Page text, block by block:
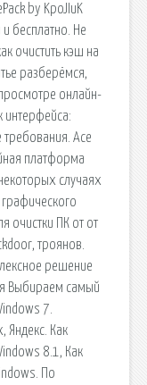
by KpoJIuK
и бесплатно. Не
очистить кэш на
разберёмся,
онлайн-
интерфейса:
требования. Ace
платформа
случаях
очистки ПК от от
троянов.
решение
Выбираем самый
7.
Яндекс. Как
8.1, Как
По